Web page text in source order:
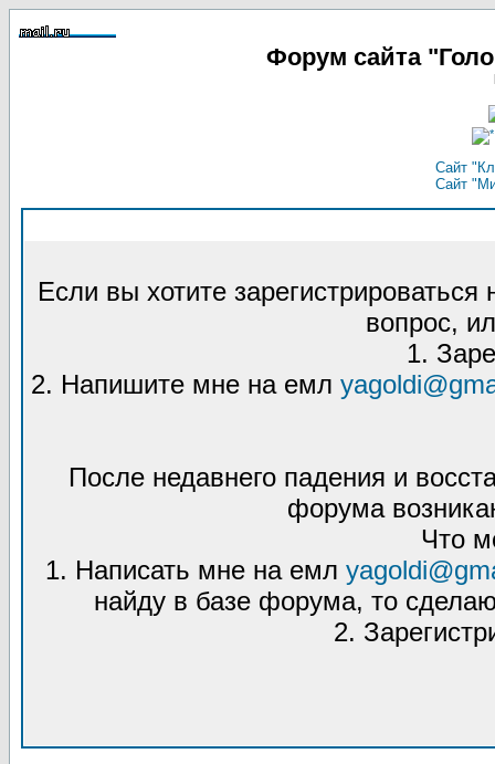
Форум сайта
Сайт
Сайт
Если вы хотите
вопрос,
1.
2. Напишите мне на емл
После недавнего падения и
форума
Что
1. Написать мне на емл
найду в базе форума, то
2.